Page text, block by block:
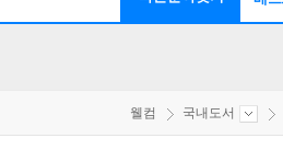
웰컴 국내도서